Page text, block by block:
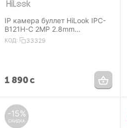
IP камера буллет HiLook IPC-
B121H-C 2MP 2.8mm
1920×1080 IP67 IR30 m PoE
КОД: 33329
1 890с
-15%
СКИДКА